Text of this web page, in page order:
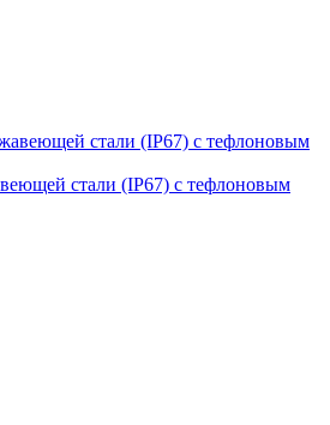
стали (IP67) с тефлоновым